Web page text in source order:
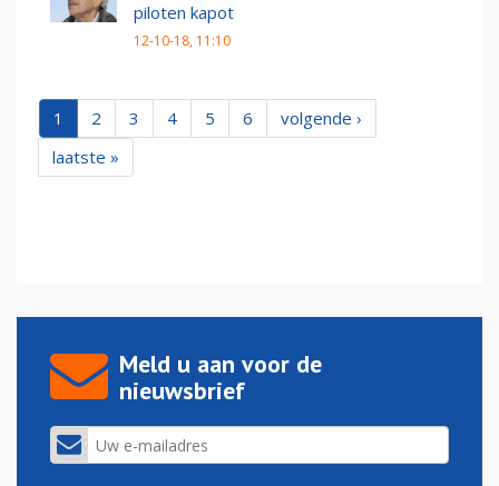
piloten kapot
12-10-18, 11:10
1 2 3 4 5 6
volgende ›
laatste »
Meld u aan voor de
nieuwsbrief